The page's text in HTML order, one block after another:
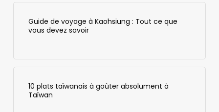
Guide de voyage à Kaohsiung : Tout ce que
vous devez savoir
10 plats taïwanais à goûter absolument à
Taïwan